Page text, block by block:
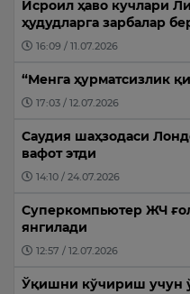
Исроил ҳаво кучлари
ҳудудларга зарбалар
16:09 / 11.07.2026
“Менга ҳурматсизлик
17:03 / 12.07.2026
Саудия шаҳзодаси
вафот этди
14:10 / 24.07.2026
Суперкомпьютер ЖЧ
янгилади
12:57 / 12.07.2026
Ўқишни кўчириш учун